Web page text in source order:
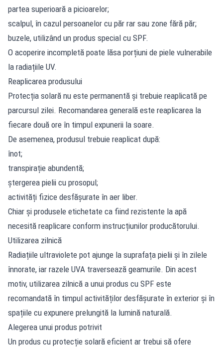
partea superioară a picioarelor;
scalpul, în cazul persoanelor cu păr rar sau zone fără păr;
buzele, utilizând un produs special cu SPF.
O acoperire incompletă poate lăsa porțiuni de piele vulnerabile
la radiațiile UV.
Reaplicarea produsului
Protecția solară nu este permanentă și trebuie reaplicată pe
parcursul zilei. Recomandarea generală este reaplicarea la
fiecare două ore în timpul expunerii la soare.
De asemenea, produsul trebuie reaplicat după:
înot;
transpirație abundentă;
ștergerea pielii cu prosopul;
activități fizice desfășurate în aer liber.
Chiar și produsele etichetate ca fiind rezistente la apă
necesită reaplicare conform instrucțiunilor producătorului.
Utilizarea zilnică
Radiațiile ultraviolete pot ajunge la suprafața pielii și în zilele
înnorate, iar razele UVA traversează geamurile. Din acest
motiv, utilizarea zilnică a unui produs cu SPF este
recomandată în timpul activităților desfășurate în exterior și în
spațiile cu expunere prelungită la lumină naturală.
Alegerea unui produs potrivit
Un produs cu protecție solară eficient ar trebui să ofere